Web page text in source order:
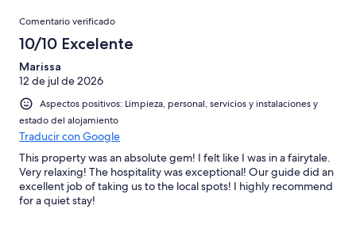
Bueno
puntuación
Normal
una
puntuación
Mediocre
24
una
puntuación
de
Horrible
Comentarios
Comentario verificado
10/10 Excelente
Marissa
12 de jul de 2026
Aspectos positivos: Limpieza, personal, servicios y instalaciones y
estado del alojamiento
Traducir con Google
This property was an absolute gem! I felt like I was in a fairytale.
Very relaxing! The hospitality was exceptional! Our guide did an
excellent job of taking us to the local spots! I highly recommend
for a quiet stay!